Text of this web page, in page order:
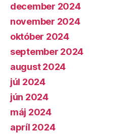
december 2024
november 2024
október 2024
september 2024
august 2024
júl 2024
jún 2024
máj 2024
apríl 2024